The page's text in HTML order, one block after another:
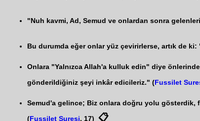
"Nuh kavmi, Ad, Semud ve onlardan sonra
Bu durumda eğer onlar yüz çevirirlerse, artık de ki:
Onlara "Yalnızca Allah'a kulluk edin" diye
gönderildiğiniz şeyi inkâr edicileriz." (Fussilet
Semud'a gelince; Biz onlara doğru yolu gösterdik,
(Fussilet Suresi, 17) 📋